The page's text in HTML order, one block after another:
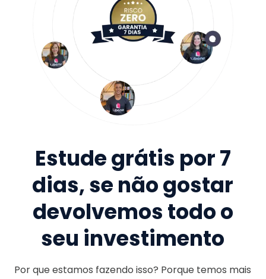
Estude grátis por 7
dias, se não gostar
devolvemos todo o
seu investimento
Por que estamos fazendo isso? Porque temos mais